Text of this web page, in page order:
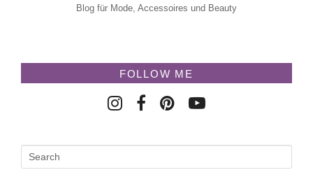
Blog für Mode, Accessoires und Beauty
FOLLOW ME